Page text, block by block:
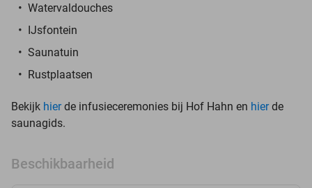
Watervaldouches
IJsfontein
Saunatuin
Rustplaatsen
Bekijk hierde infusieceremonies bij Hof Hahn en hierde
saunagids.
Beschikbaarheid